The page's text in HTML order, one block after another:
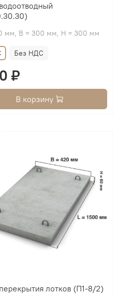
мм, B = 300 мм, H = 300 мм
Без НДС
₽
В корзину
лотков (П1-8/2)